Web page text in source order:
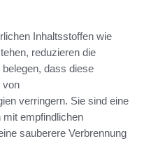
Inhaltsstoffen wie
reduzieren die
dass diese
von
verringern. Sie sind eine
mit empfindlichen
sauberere Verbrennung